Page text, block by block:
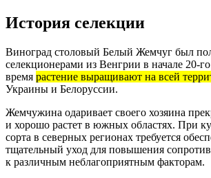
История селекции
Виноград столовый Белый Жемчуг был
селекционерами из Венгрии в начале 20-
время растение выращивают на всей
Украины и Белоруссии.
Жемчужина одаривает своего хозяина
и хорошо растет в южных областях. При
сорта в северных регионах требуется
тщательный уход для повышения
к различным неблагоприятным факторам.